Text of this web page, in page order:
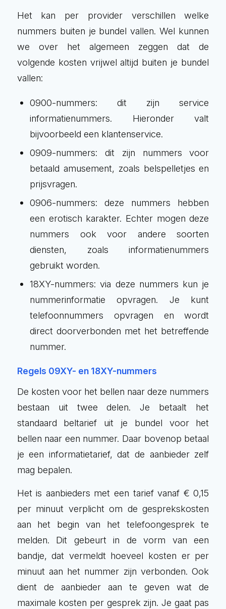
Het kan per provider verschillen welke
nummers buiten je bundel vallen. Wel kunnen
we over het algemeen zeggen dat de
volgende kosten vrijwel altijd buiten je bundel
vallen:
0900-nummers: dit zijn service
informatienummers. Hieronder valt
bijvoorbeeld een klantenservice.
0909-nummers: dit zijn nummers voor
betaald amusement, zoals belspelletjes en
prijsvragen.
0906-nummers: deze nummers hebben
een erotisch karakter. Echter mogen deze
nummers ook voor andere soorten
diensten, zoals informatienummers
gebruikt worden.
18XY-nummers: via deze nummers kun je
nummerinformatie opvragen. Je kunt
telefoonnummers opvragen en wordt
direct doorverbonden met het betreffende
nummer.
Regels 09XY- en 18XY-nummers
De kosten voor het bellen naar deze nummers
bestaan uit twee delen. Je betaalt het
standaard beltarief uit je bundel voor het
bellen naar een nummer. Daar bovenop betaal
je een informatietarief, dat de aanbieder zelf
mag bepalen.
Het is aanbieders met een tarief vanaf € 0,15
per minuut verplicht om de gesprekskosten
aan het begin van het telefoongesprek te
melden. Dit gebeurt in de vorm van een
bandje, dat vermeldt hoeveel kosten er per
minuut aan het nummer zijn verbonden. Ook
dient de aanbieder aan te geven wat de
maximale kosten per gesprek zijn. Je gaat pas